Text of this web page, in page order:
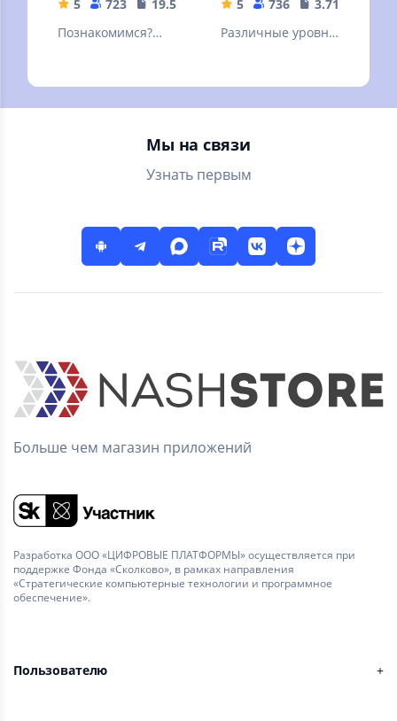
5 723
19.57 MB
Познакомимся?
чат "Бутылочка" -
игра для взрослых
5 736
3.71 MB
Различные уровни
подсказки и
красочная графика
Мы на связи
Узнать первым
Больше чем магазин приложений
Разработка ООО «ЦИФРОВЫЕ ПЛАТФОРМЫ» осуществляется при
поддержке Фонда «Сколково», в рамках направления
«Стратегические компьютерные технологии и программное
обеспечение».
Пользователю